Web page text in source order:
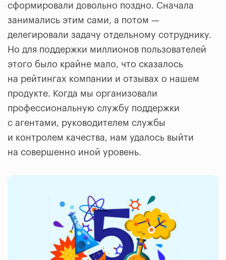
сформировали довольно поздно. Сначала
занимались этим сами, а потом —
делегировали задачу отдельному сотруднику.
Но для поддержки миллионов пользователей
этого было крайне мало, что сказалось
на рейтингах компании и отзывах о нашем
продукте. Когда мы организовали
профессиональную службу поддержки
с агентами, руководителем службы
и контролем качества, нам удалось выйти
на совершенно иной уровень.